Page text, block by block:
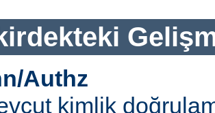
Authz
kimlik